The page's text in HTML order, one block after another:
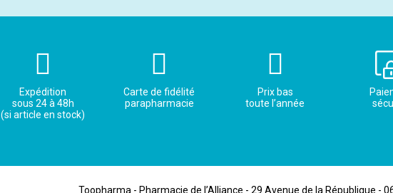
Expédition
sous 24 à 48h
(si article en stock)
Carte de fidélité
parapharmacie
Prix bas
toute l’année
Toopharma - Pharmacie de l’Alliance - 29 Avenue de la République -